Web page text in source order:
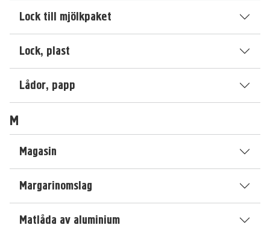
Lock till mjölkpaket
Lock, plast
Lådor, papp
M
Magasin
Margarinomslag
Matlåda av aluminium